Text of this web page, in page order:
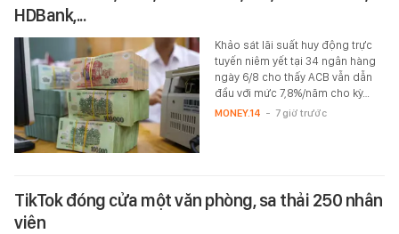
HDBank,...
Khảo sát lãi suất huy động trực
tuyến niêm yết tại 34 ngân hàng
ngày 6/8 cho thấy ACB vẫn dẫn
đầu với mức 7,8%/năm cho kỳ…
MONEY.14 - 7 giờ trước
TikTok đóng cửa một văn phòng, sa thải 250 nhân
viên